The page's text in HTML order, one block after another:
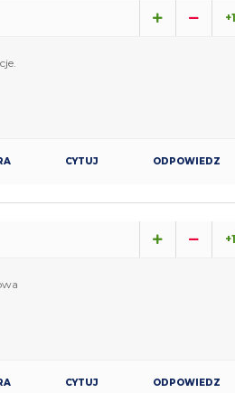
+1
CYTUJ ODPOWIEDZ
+1
CYTUJ ODPOWIEDZ